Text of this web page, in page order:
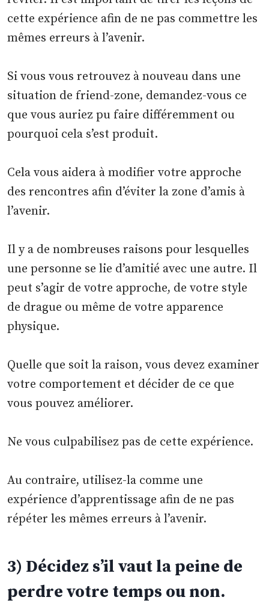
cette expérience afin de ne pas commettre les
mêmes erreurs à l’avenir.
Si vous vous retrouvez à nouveau dans une
situation de friend-zone, demandez-vous ce
que vous auriez pu faire différemment ou
pourquoi cela s’est produit.
Cela vous aidera à modifier votre approche
des rencontres afin d’éviter la zone d’amis à
l’avenir.
Il y a de nombreuses raisons pour lesquelles
une personne se lie d’amitié avec une autre. Il
peut s’agir de votre approche, de votre style
de drague ou même de votre apparence
physique.
Quelle que soit la raison, vous devez examiner
votre comportement et décider de ce que
vous pouvez améliorer.
Ne vous culpabilisez pas de cette expérience.
Au contraire, utilisez-la comme une
expérience d’apprentissage afin de ne pas
répéter les mêmes erreurs à l’avenir.
3) Décidez s’il vaut la peine de
perdre votre temps ou non.